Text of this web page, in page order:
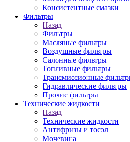
Консистентные смазки
Фильтры
Назад
Фильтры
Масляные фильтры
Воздушные фильтры
Салонные фильтры
Топливные фильтры
Трансмиссионные
Гидравлические фильтры
Прочие фильтры
Технические жидкости
Назад
Технические жидкости
Антифризы и тосол
Мочевина